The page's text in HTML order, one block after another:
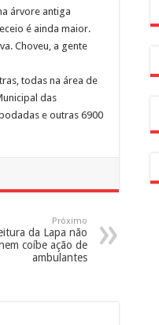
árvore antiga
é ainda maior.
Choveu, a gente
todas na área de
das
e outras 6900
Próximo
da Lapa não
coíbe ação de
ambulantes